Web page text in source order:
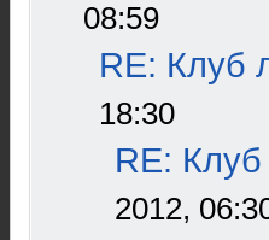
08:59
RE: Клуб
18:30
RE:
2012,